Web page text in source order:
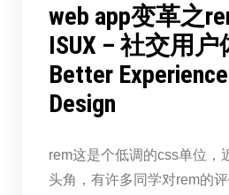
web app变革之
ISUX – 社交用
Better
Design
rem这是个低调的css单位，
头角，有许多同学对rem的